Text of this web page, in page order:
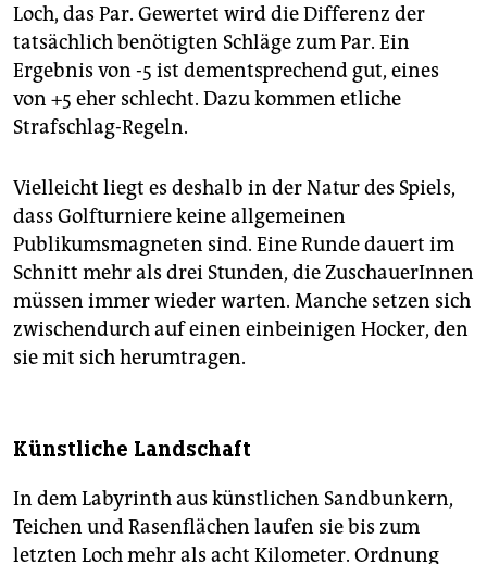
Loch, das Par. Gewertet wird die Differenz der
tatsächlich benötigten Schläge zum Par. Ein
Ergebnis von -5 ist dementsprechend gut, eines
von +5 eher schlecht. Dazu kommen etliche
Strafschlag-Regeln.
Vielleicht liegt es deshalb in der Natur des Spiels,
dass Golfturniere keine allgemeinen
Publikumsmagneten sind. Eine Runde dauert im
Schnitt mehr als drei Stunden, die Zuschauer­Innen
müssen immer wieder warten. Manche setzen sich
zwischendurch auf einen einbeinigen Hocker, den
sie mit sich herumtragen.
Künstliche Landschaft
In dem Labyrinth aus künstlichen Sandbunkern,
Teichen und Rasenflächen laufen sie bis zum
letzten Loch mehr als acht Kilometer. Ordnung